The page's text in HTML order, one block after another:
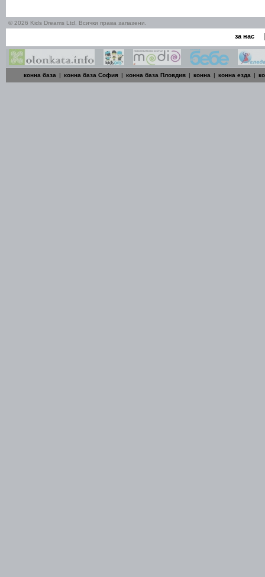
© 2026 Kids Dreams Ltd. Всички права запазени.
за нас
конна база | конна база София | конна база Пловдив | конна | конна езда |